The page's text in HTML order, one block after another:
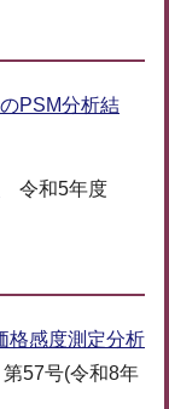
PSM分析結
令和5年度
格感度測定分析
57号(令和8年